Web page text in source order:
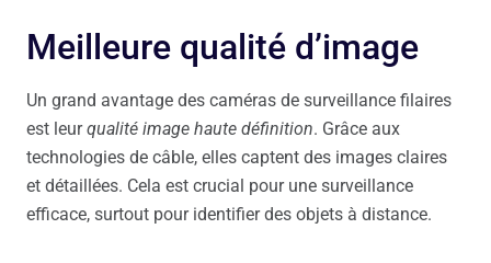
Meilleure qualité d’image
Un grand avantage des caméras de surveillance filaires
est leurqualité image haute définition. Grâce aux
technologies de câble, elles captent des images claires
et détaillées. Cela est crucial pour une surveillance
efficace, surtout pour identifier des objets à distance.